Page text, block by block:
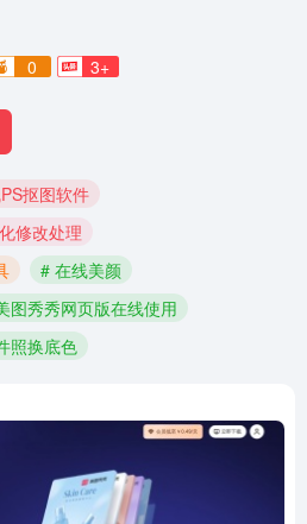
0 3+
抠图软件
修改处理
# 在线美颜
图秀秀网页版在线使用
照换底色